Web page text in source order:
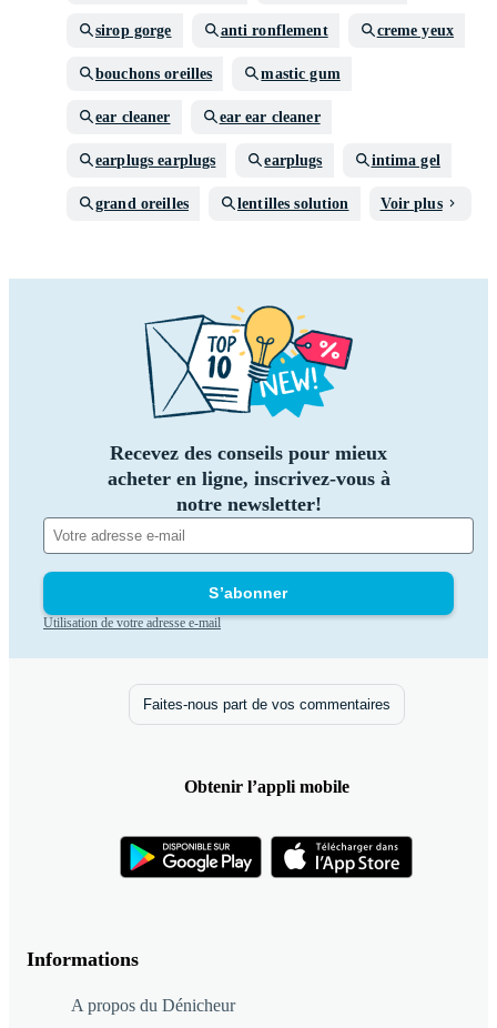
sirop gorge anti ronflement creme yeux
bouchons oreilles mastic gum
ear cleaner ear ear cleaner
earplugs earplugs earplugs intima gel
grand oreilles lentilles solution Voir plus
Recevez des conseils pour mieux
acheter en ligne, inscrivez-vous à
notre newsletter!
S’abonner
Utilisation de votre adresse e-mail
Informations
A propos du Dénicheur
Faites-nous part de vos commentaires
Obtenir l’appli mobile